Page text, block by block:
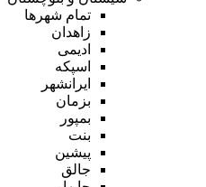
تمام شهر‌ها
زاهدان
ادیمی
اسپکه
ایرانشهر
بزمان
بمپور
بنت
پیشین
جالق